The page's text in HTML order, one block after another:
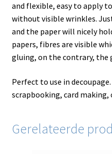
and flexible, easy to apply
without visible wrinkles.
and the paper will nicely
papers, fibres are visible
gluing, on the contrary, the
Perfect to use in
scrapbooking, card making,
Gerelateerde